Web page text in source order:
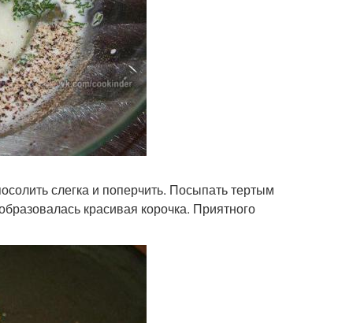
слегка и поперчить. Посыпать тертым
красивая корочка. Приятного